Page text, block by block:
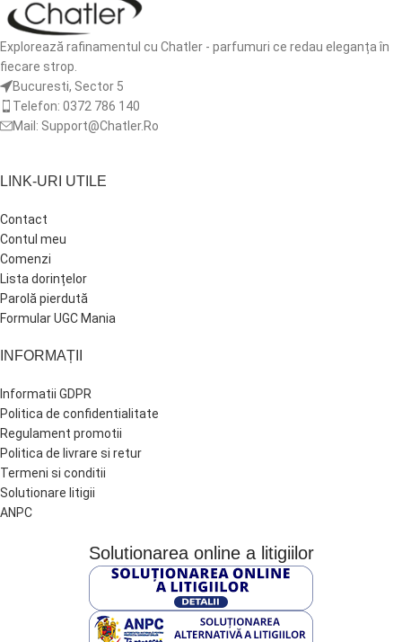
Explorează rafinamentul cu Chatler - parfumuri ce redau eleganța în
fiecare strop.
Bucuresti, Sector 5
Telefon: 0372 786 140
Mail: Support@Chatler.Ro
LINK-URI UTILE
Contact
Contul meu
Comenzi
Lista dorințelor
Parolă pierdută
Formular UGC Mania
INFORMAȚII
Informatii GDPR
Politica de confidentialitate
Regulament promotii
Politica de livrare si retur
Termeni si conditii
Solutionare litigii
ANPC
Solutionarea online a litigiilor